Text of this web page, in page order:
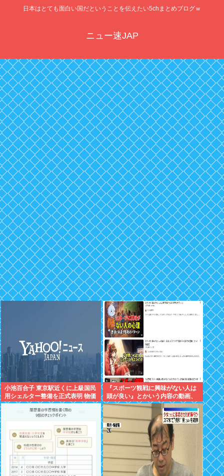
日本はとても面白い国だということを伝えたい5chまとめブログｗ
ニュー速JAP
小池百合子 東京駅近くに上級国民
用シェルター整備を正式表明 物価
高なんて無視で血税ぶっこむ模様
支持したのはあなた達
『スポーツ観戦に興味がない人は
頭が良い』とかいう内容の動画、
何故か日本人に大受けしてバズり